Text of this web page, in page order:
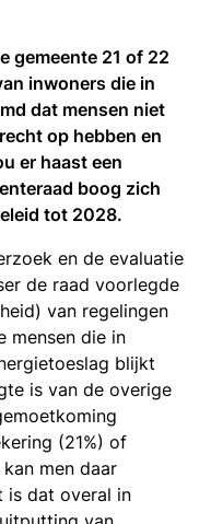
gemeente 21 of 22
inwoners die in
dat mensen niet
op hebben en
er haast een
boog zich
tot 2028.
en de evaluatie
de raad voorlegde
van regelingen
mensen die in
blijkt
is van de overige
(21%) of
men daar
is dat overal in